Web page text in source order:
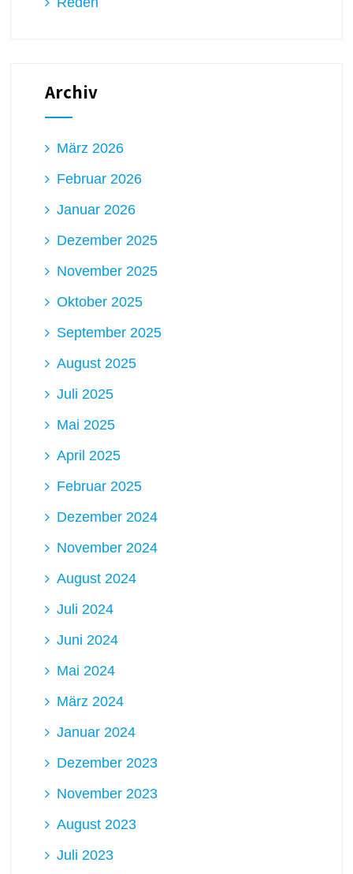
Archiv
März 2026
Februar 2026
Januar 2026
Dezember 2025
November 2025
Oktober 2025
September 2025
August 2025
Juli 2025
Mai 2025
April 2025
Februar 2025
Dezember 2024
November 2024
August 2024
Juli 2024
Juni 2024
Mai 2024
März 2024
Januar 2024
Dezember 2023
November 2023
August 2023
Juli 2023